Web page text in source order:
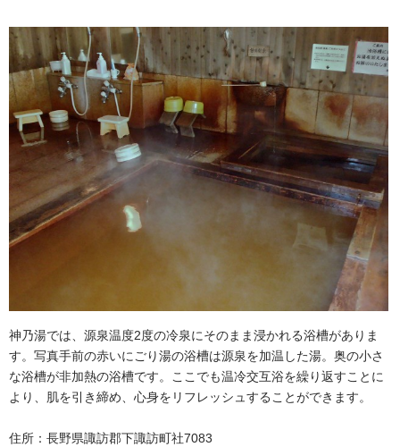
神乃湯では、源泉温度2度の冷泉にそのまま浸かれる浴槽がありま
す。写真手前の赤いにごり湯の浴槽は源泉を加温した湯。奥の小さ
な浴槽が非加熱の浴槽です。ここでも温冷交互浴を繰り返すことに
より、肌を引き締め、心身をリフレッシュすることができます。
住所：長野県諏訪郡下諏訪町社7083